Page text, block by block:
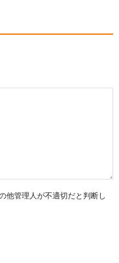
他管理人が不適切だと判断し